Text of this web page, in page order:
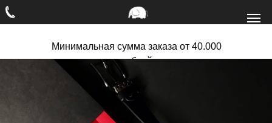
Минимальная сумма заказа от 40.000
рублей